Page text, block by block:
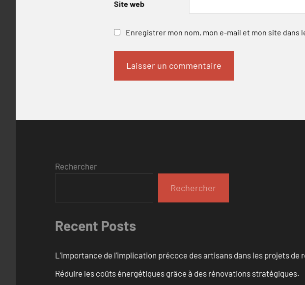
Site web
Enregistrer mon nom, mon e-mail et mon site dans
Rechercher
Rechercher
Recent Posts
L’importance de l’implication précoce des artisans dans les projets de
Réduire les coûts énergétiques grâce à des rénovations stratégiques.